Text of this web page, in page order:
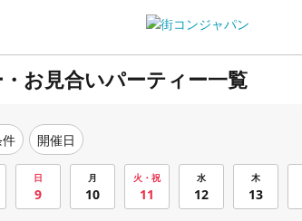
お見合いパーティー一覧
開催日
日
9
月
10
火・祝
11
水
12
木
13